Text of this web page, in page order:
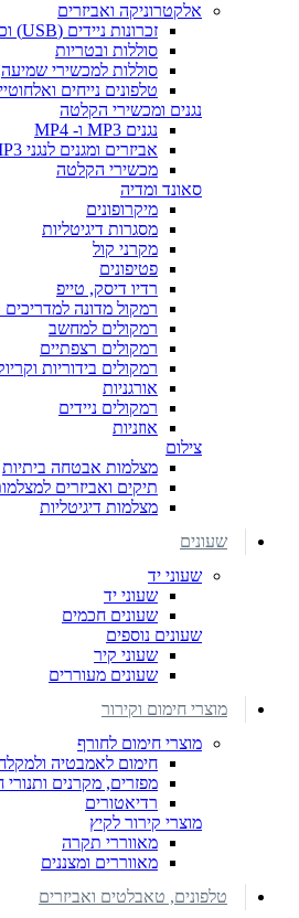
אלקטרוניקה ואביזרים
זכרונות ניידים (USB) וכרטיסי זיכרון
סוללות ובטריות
סוללות למכשירי שמיעה
טלפונים נייחים
נגנים ומכשירי הקלטה
נגנים MP3 ו- MP4
אביזרים ומגנים לנגני MP3 ו- MP4
מכשירי הקלטה
סאונד ומדיה
מיקרופונים
מסגרות דיגיטליות
מקרני קול
פטיפונים
רדיו דיסק, טייפ
רמקול מדונה למדריכים
רמקולים למחשב
רמקולים רצפתיים
רמקולים בידוריות
אורגניות
רמקולים ניידים
אוזניות
צילום
מצלמות אבטחה ביתיות
תיקים ואביזרים
מצלמות דיגיטליות
שעונים
שעוני יד
שעוני יד
שעונים חכמים
שעונים נוספים
שעוני קיר
שעונים מעוררים
מוצרי חימום וקירור
מוצרי חימום לחורף
חימום לאמבטיה
מפזרים, מקרנים ותנורי
רדיאטורים
מוצרי קירור לקיץ
מאווררי תקרה
מאווררים ומצננים
טלפונים, טאבלטים ואביזרים